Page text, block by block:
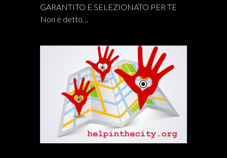
GARANTITO E SELEZIONATO PER TE
Non è detto…